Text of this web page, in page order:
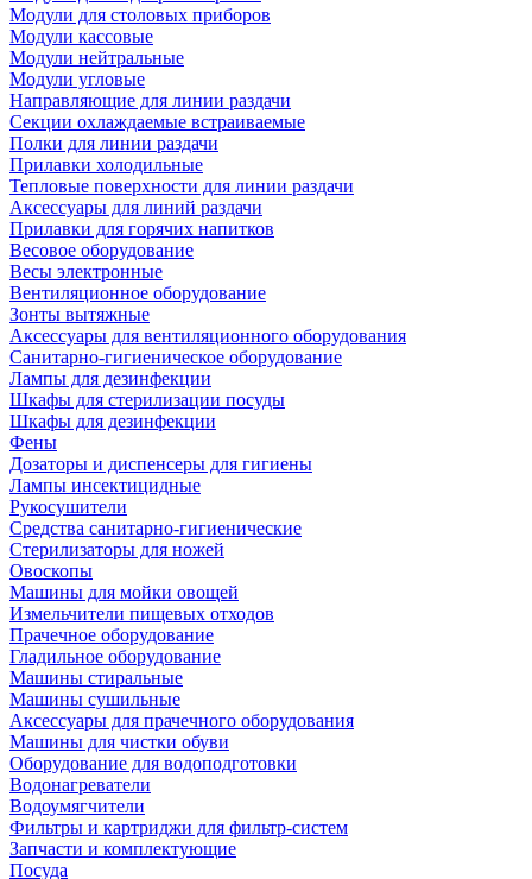
Модули для столовых приборов
Модули кассовые
Модули нейтральные
Модули угловые
Направляющие для линии раздачи
Секции охлаждаемые встраиваемые
Полки для линии раздачи
Прилавки холодильные
Тепловые поверхности для линии раздачи
Аксессуары для линий раздачи
Прилавки для горячих напитков
Весовое оборудование
Весы электронные
Вентиляционное оборудование
Зонты вытяжные
Аксессуары для вентиляционного оборудования
Санитарно-гигиеническое оборудование
Лампы для дезинфекции
Шкафы для стерилизации посуды
Шкафы для дезинфекции
Фены
Дозаторы и диспенсеры для гигиены
Лампы инсектицидные
Рукосушители
Средства санитарно-гигиенические
Стерилизаторы для ножей
Овоскопы
Машины для мойки овощей
Измельчители пищевых отходов
Прачечное оборудование
Гладильное оборудование
Машины стиральные
Машины сушильные
Аксессуары для прачечного оборудования
Машины для чистки обуви
Оборудование для водоподготовки
Водонагреватели
Водоумягчители
Фильтры и картриджи для фильтр-систем
Запчасти и комплектующие
Посуда